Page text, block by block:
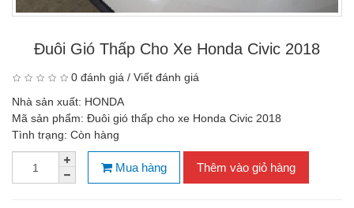
Đuôi Gió Thấp Cho Xe Honda Civic 2018
0 đánh giá / Viết đánh giá
Nhà sản xuất: HONDA
Mã sản phẩm: Đuôi gió thấp cho xe Honda Civic 2018
Tình trạng: Còn hàng
Mua hàng Thêm vào giỏ hàng